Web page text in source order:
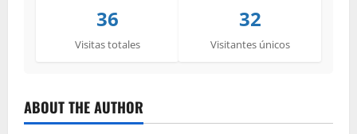
36
Visitas totales
32
Visitantes únicos
ABOUT THE AUTHOR